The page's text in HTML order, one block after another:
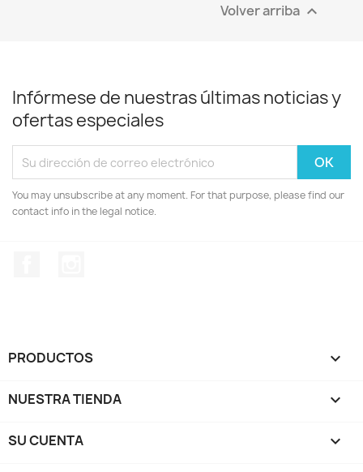
Volver arriba 
Infórmese de nuestras últimas noticias y
ofertas especiales
You may unsubscribe at any moment. For that purpose, please find our
contact info in the legal notice.
PRODUCTOS 
NUESTRA TIENDA 
SU CUENTA 